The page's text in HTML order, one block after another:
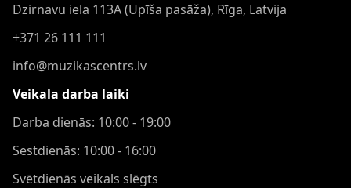
Dzirnavu iela 113A (Upīša pasāža), Rīga, Latvija
+371 26 111 111
info@muzikascentrs.lv
Veikala darba laiki
Darba dienās: 10:00 - 19:00
Sestdienās: 10:00 - 16:00
Svētdienās veikals slēgts